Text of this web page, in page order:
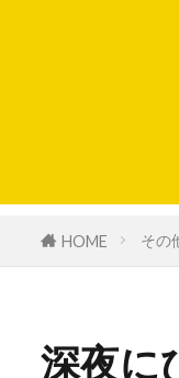
HOME その
深夜に